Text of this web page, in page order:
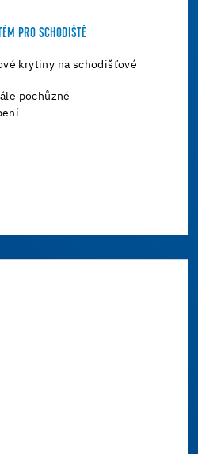
PRO SCHODIŠTĚ
krytiny na schodišťové
pochůzné